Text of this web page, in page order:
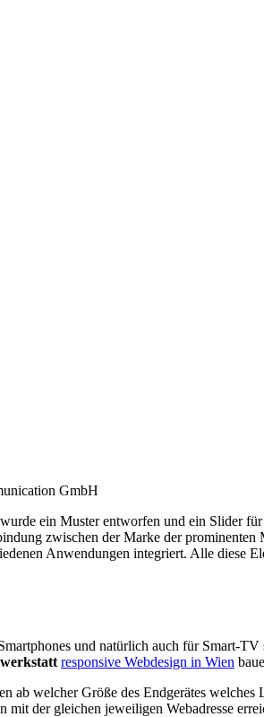
ein Muster entworfen und ein Slider
zwischen der Marke der
Anwendungen integriert. Alle diese
und natürlich auch für Smart-
responsive Webdesign in Wien
welcher Größe des Endgerätes
mit der gleichen jeweiligen Webadresse